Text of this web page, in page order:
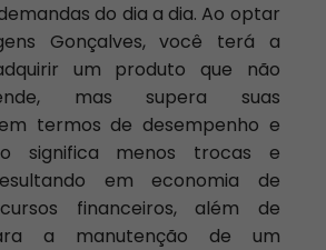
do dia a dia. Ao optar
Gonçalves, você terá a
um produto que não
mas supera suas
termos de desempenho e
significa menos trocas e
em economia de
financeiros, além de
a manutenção de um